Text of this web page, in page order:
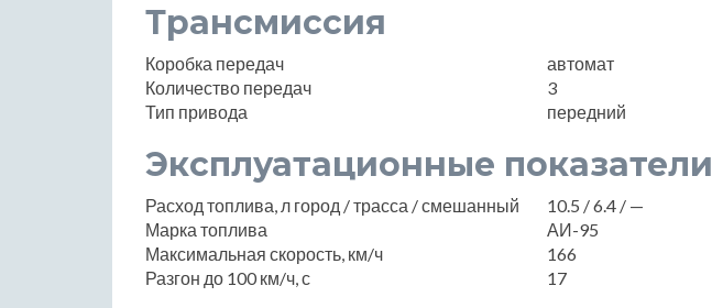
Трансмиссия
Коробка передач
автомат
Количество передач
3
Тип привода
передний
Эксплуатационные показатели
Расход топлива, л город / трасса / смешанный
10.5 / 6.4 / —
Марка топлива
АИ-95
Максимальная скорость, км/ч
166
Разгон до 100 км/ч, с
17